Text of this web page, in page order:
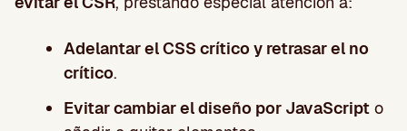
Adelantar el CSS crítico y retrasar el no
crítico.
Evitar cambiar el diseño por JavaScript o